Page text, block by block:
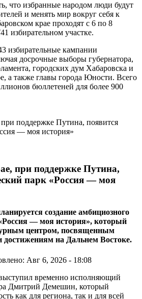
что избранные народом люди будут
и менять мир вокруг себя к
крае проходят с 6 по 8
избирательном участке.
избирательные кампании
досрочные выборы губернатора,
городских дум Хабаровска и
а также главы города Юности. Всего
бюллетеней для более 900
при поддержке Путина,
парк «Россия — моя
создание амбициозного
— моя история», который
центром, посвященным
на Дальнем Востоке.
Авг 6, 2026 - 18:08
временно исполняющий
Дмитрий Демешин, который
как для региона, так и для всей